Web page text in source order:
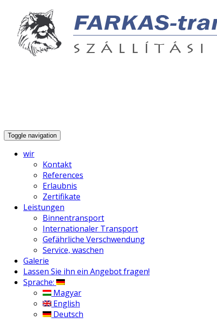
Toggle navigation
wir
Kontakt
References
Erlaubnis
Zertifikate
Leistungen
Binnentransport
Internationaler Transport
Gefährliche Verschwendung
Service, waschen
Galerie
Lassen Sie ihn ein Angebot fragen!
Sprache:
Magyar
English
Deutsch